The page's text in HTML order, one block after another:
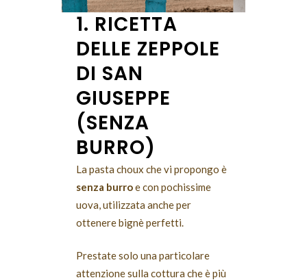
1. RICETTA
DELLE ZEPPOLE
DI SAN
GIUSEPPE
(SENZA
BURRO)
La pasta choux che vi propongo è
senza burroe con pochissime
uova, utilizzata anche per
ottenere bignè perfetti.
Prestate solo una particolare
attenzione sulla cottura che è più